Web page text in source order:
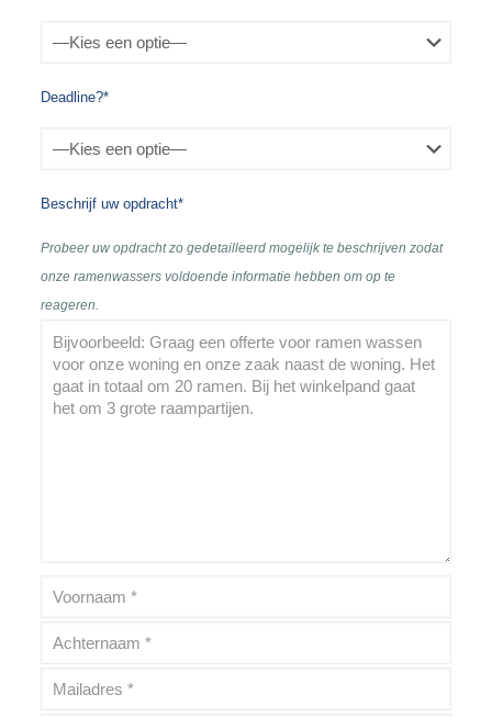
Deadline?*
Beschrijf uw opdracht*
Probeer uw opdracht zo gedetailleerd mogelijk te beschrijven zodat
onze ramenwassers voldoende informatie hebben om op te
reageren.